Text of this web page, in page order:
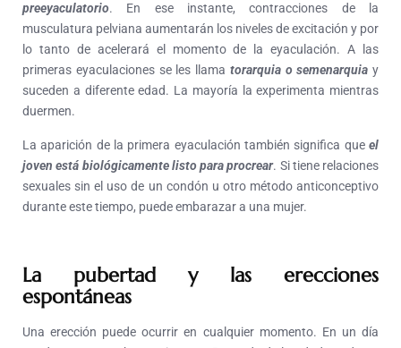
preeyaculatorio. En ese instante, contracciones de la
musculatura pelviana aumentarán los niveles de excitación y por
lo tanto de acelerará el momento de la eyaculación. A las
primeras eyaculaciones se les llama torarquia o semenarquia y
suceden a diferente edad. La mayoría la experimenta mientras
duermen.
La aparición de la primera eyaculación también significa que el
joven está biológicamente listo para procrear. Si tiene relaciones
sexuales sin el uso de un condón u otro método anticonceptivo
durante este tiempo, puede embarazar a una mujer.
La pubertad y las erecciones
espontáneas
Una erección puede ocurrir en cualquier momento. En un día